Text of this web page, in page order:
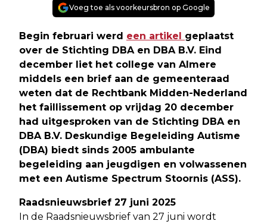
Voeg toe als voorkeursbron op Google
Begin februari werd een artikel geplaatst
over de Stichting DBA en DBA B.V. Eind
december liet het college van Almere
middels een brief aan de gemeenteraad
weten dat de Rechtbank Midden-Nederland
het faillissement op vrijdag 20 december
had uitgesproken van de Stichting DBA en
DBA B.V. Deskundige Begeleiding Autisme
(DBA) biedt sinds 2005 ambulante
begeleiding aan jeugdigen en volwassenen
met een Autisme Spectrum Stoornis (ASS).
Raadsnieuwsbrief 27 juni 2025
In de Raadsnieuwsbrief van 27 juni wordt